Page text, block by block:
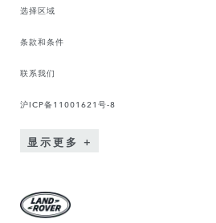
选择区域
条款和条件
联系我们
沪ICP备11001621号-8
显示更多